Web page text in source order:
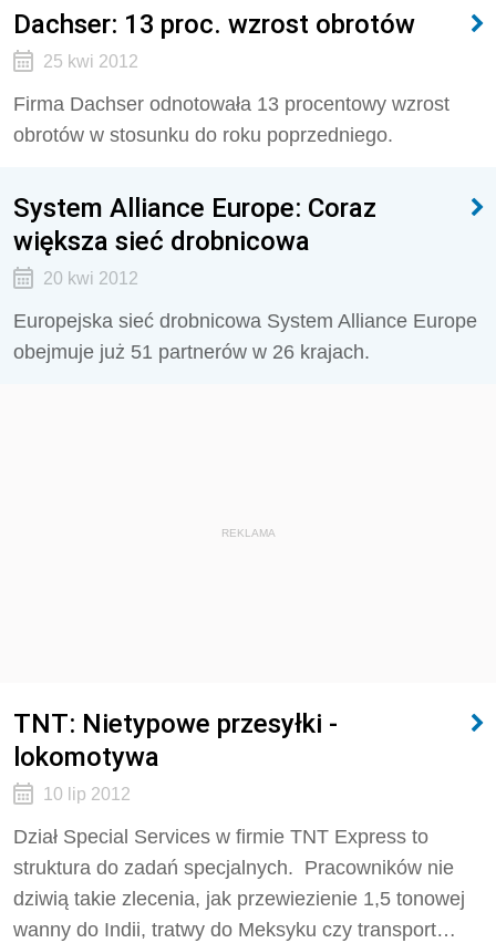
Dachser: 13 proc. wzrost obrotów
25 kwi 2012
Firma Dachser odnotowała 13 procentowy wzrost
obrotów w stosunku do roku poprzedniego.
System Alliance Europe: Coraz
większa sieć drobnicowa
20 kwi 2012
Europejska sieć drobnicowa System Alliance Europe
obejmuje już 51 partnerów w 26 krajach.
REKLAMA
TNT: Nietypowe przesyłki -
lokomotywa
10 lip 2012
Dział Special Services w firmie TNT Express to
struktura do zadań specjalnych. Pracowników nie
dziwią takie zlecenia, jak przewiezienie 1,5 tonowej
wanny do Indii, tratwy do Meksyku czy transport…